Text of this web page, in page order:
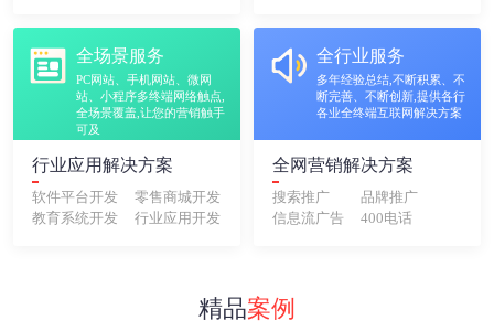
全场景服务
PC网站、手机网站、微网
站、小程序多终端网络触点,
全场景覆盖,让您的营销触手
可及
行业应用解决方案
软件平台开发
教育系统开发
零售商城开发
行业应用开发
全行业服务
多年经验总结,不断积累、不
断完善、不断创新,提供各行
各业全终端互联网解决方案
全网营销解决方案
搜索推广
信息流广告
品牌推广
400电话
精品案例